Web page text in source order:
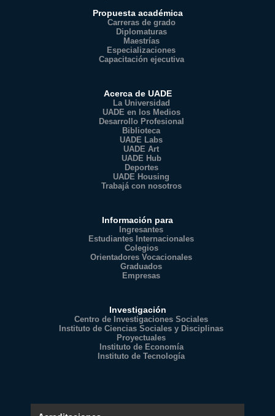
Propuesta académica
Carreras de grado
Diplomaturas
Maestrías
Especializaciones
Capacitación ejecutiva
Acerca de UADE
La Universidad
UADE en los Medios
Desarrollo Profesional
Biblioteca
UADE Labs
UADE Art
UADE Hub
Deportes
UADE Housing
Trabajá con nosotros
Información para
Ingresantes
Estudiantes Internacionales
Colegios
Orientadores Vocacionales
Graduados
Empresas
Investigación
Centro de Investigaciones Sociales
Instituto de Ciencias Sociales y Disciplinas
Proyectuales
Instituto de Economía
Instituto de Tecnología